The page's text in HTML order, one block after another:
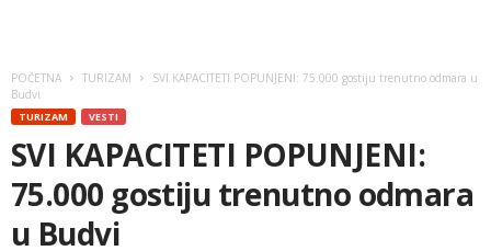
POČETNA TURIZAM
SVI KAPACITETI POPUNJENI: 75.000 gostiju trenutno odmara u
Budvi
TURIZAM VESTI
SVI KAPACITETI POPUNJENI:
75.000 gostiju trenutno odmara
u Budvi